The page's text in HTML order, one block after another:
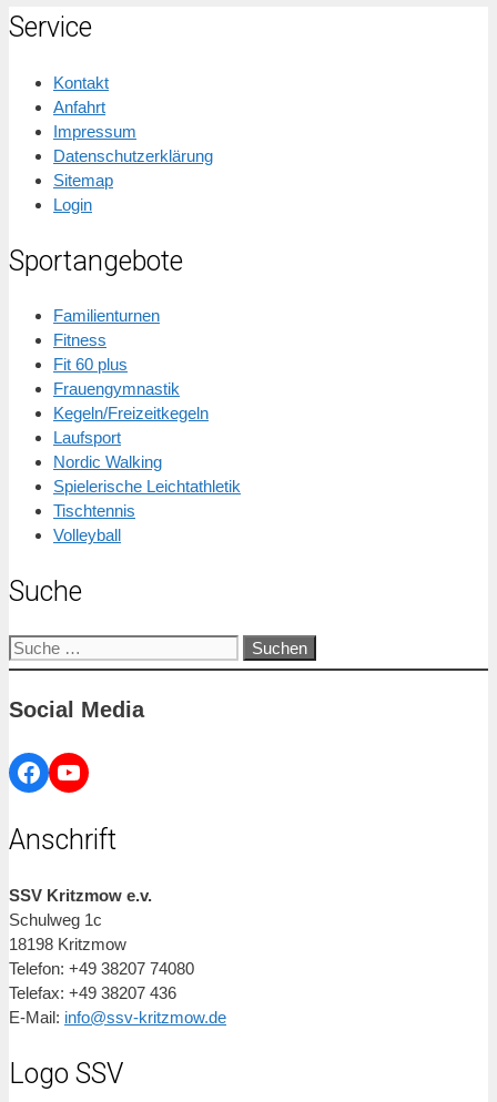
Service
Kontakt
Anfahrt
Impressum
Datenschutzerklärung
Sitemap
Login
Sportangebote
Familienturnen
Fitness
Fit 60 plus
Frauengymnastik
Kegeln/Freizeitkegeln
Laufsport
Nordic Walking
Spielerische Leichtathletik
Tischtennis
Volleyball
Suche
Suche
nach:
Social Media
Facebook
YouTube
Anschrift
SSV Kritzmow e.v.
Schulweg 1c
18198 Kritzmow
Telefon: +49 38207 74080
Telefax: +49 38207 436
E-Mail: info@ssv-kritzmow.de
Logo SSV